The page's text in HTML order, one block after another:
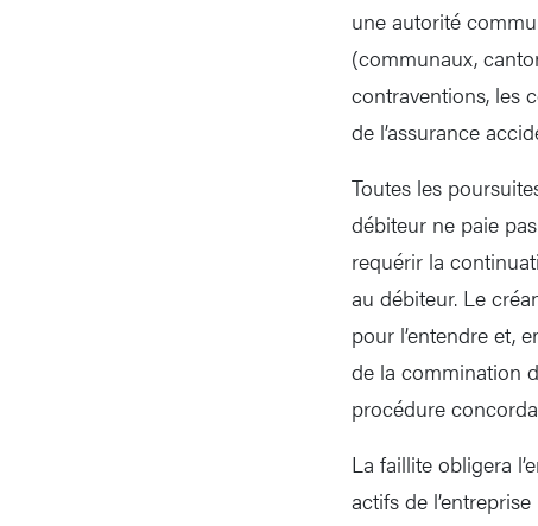
une autorité
(communaux,
contraventions, les
de l’assurance
Toutes les
débiteur ne paie
requérir la
au débiteur. Le
pour l’entendre et,
de la commination
procédure
La faillite obligera
actifs de